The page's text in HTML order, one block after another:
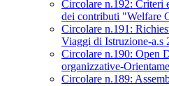
Circolare n.192: Criteri
dei contributi "Welfare
Circolare n.191:
Viaggi di Istruzione-a.s
Circolare n.190: Open
organizzative-
Circolare n.189: